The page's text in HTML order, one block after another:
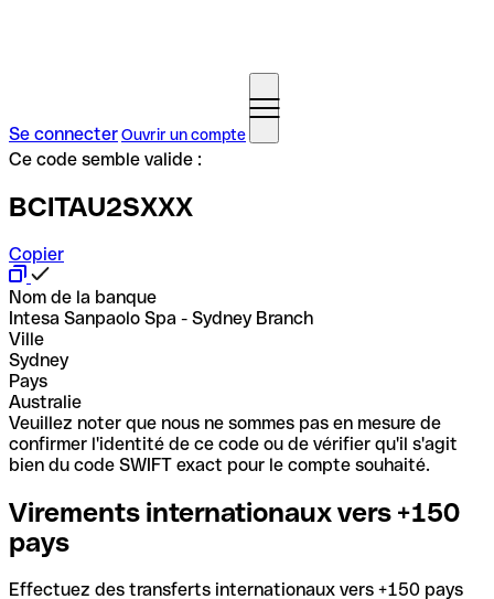
Se connecterOuvrir un compte
Ce code semble valide :
BCITAU2SXXX
Copier
Nom de la banque
Intesa Sanpaolo Spa - Sydney Branch
Ville
Sydney
Pays
Australie
Veuillez noter que nous ne sommes pas en mesure de
confirmer l'identité de ce code ou de vérifier qu'il s'agit
bien du code SWIFT exact pour le compte souhaité.
Virements internationaux vers +150
pays
Effectuez des transferts internationaux vers +150 pays